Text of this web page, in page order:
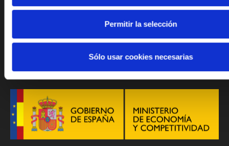
Permitir la selección
Sólo usar cookies necesarias